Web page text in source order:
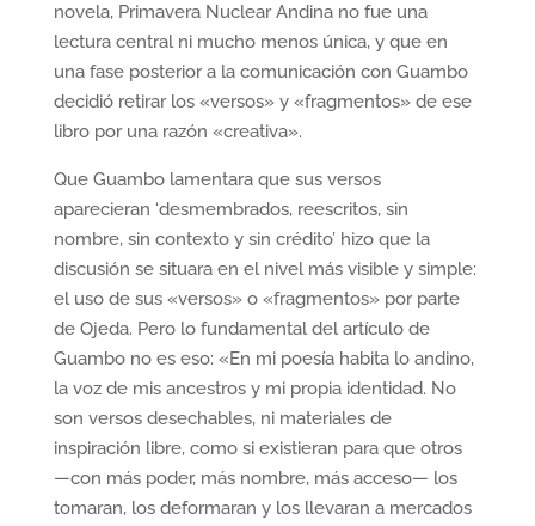
novela, Primavera Nuclear Andina no fue una
lectura central ni mucho menos única, y que en
una fase posterior a la comunicación con Guambo
decidió retirar los «versos» y «fragmentos» de ese
libro por una razón «creativa».
Que Guambo lamentara que sus versos
aparecieran ‘desmembrados, reescritos, sin
nombre, sin contexto y sin crédito’ hizo que la
discusión se situara en el nivel más visible y simple:
el uso de sus «versos» o «fragmentos» por parte
de Ojeda. Pero lo fundamental del artículo de
Guambo no es eso: «En mi poesía habita lo andino,
la voz de mis ancestros y mi propia identidad. No
son versos desechables, ni materiales de
inspiración libre, como si existieran para que otros
—con más poder, más nombre, más acceso— los
tomaran, los deformaran y los llevaran a mercados